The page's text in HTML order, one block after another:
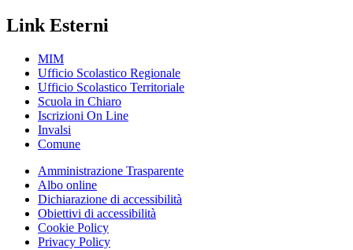
Link Esterni
MIM
Ufficio Scolastico Regionale
Ufficio Scolastico Territoriale
Scuola in Chiaro
Iscrizioni On Line
Invalsi
Comune
Amministrazione Trasparente
Albo online
Dichiarazione di accessibilità
Obiettivi di accessibilità
Cookie Policy
Privacy Policy